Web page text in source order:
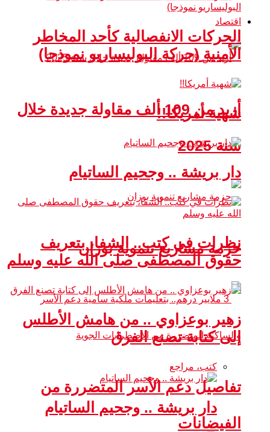
اقتصاد
أزيد من 109 ألف مقاولة جديدة خلال
سنة 2025
حزمة مشاريع تنموية بوزان
تفاصيل دعم الأسر المتضررة من
الفيضانات
الحركات الانفصالية كأحد المخاطر
الأمنية (حركة البوليساريو نموذجا)
شهية أمريكا!!
دار بريشة .. وجحيم الساتيام
نظرات في كتب.. الشفا، بتعريف
حقوق المصطفى صلى الله عليه وسلم
زهير بوعزاوي .. من هامش الأطلس
إلى كتابة تصنع الفرق
كتب، مراجع
دار بريشة .. وجحيم الساتيام